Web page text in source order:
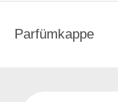
Parfümkappe